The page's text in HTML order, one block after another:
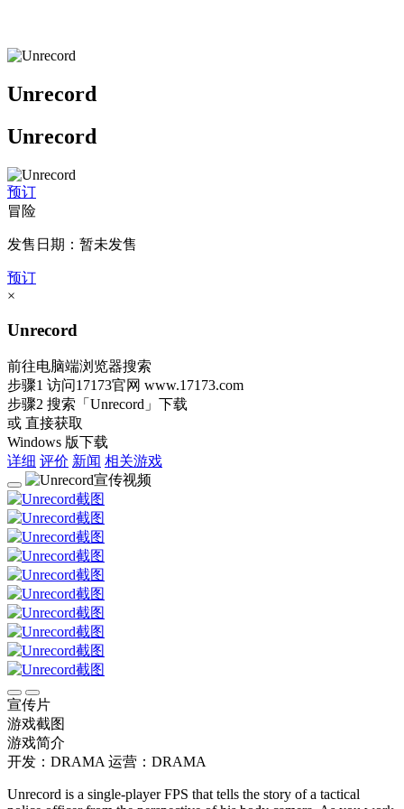
Unrecord
Unrecord
预订
冒险
发售日期：暂未发售
预订
×
Unrecord
前往电脑端浏览器搜索
步骤1 访问17173官网 www.17173.com
步骤2 搜索 「Unrecord」 下载
或 直接获取
Windows 版下载
详细 评价 新闻 相关游戏
宣传片
游戏截图
游戏简介
开发：DRAMA 运营：DRAMA
Unrecord is a single-player FPS that tells the story of a tactical